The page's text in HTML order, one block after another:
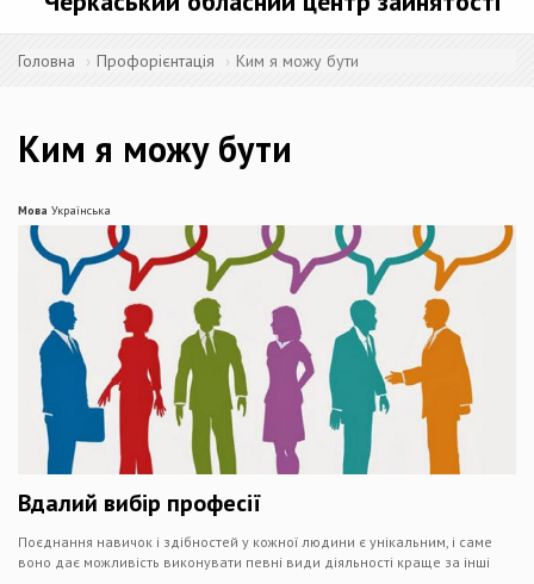
Головна Профорієнтація Ким я можу бути
Ким я можу бути
Мова Українська
Вдалий вибір професії
Поєднання навичок і здібностей у кожної людини є унікальним, і саме
воно дає можливість виконувати певні види діяльності краще за інші